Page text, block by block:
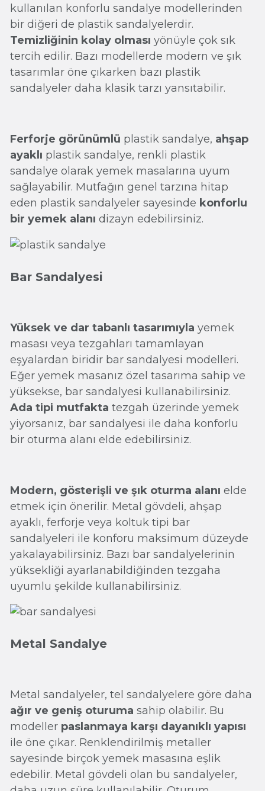
kullanılan konforlu sandalye modellerinden
bir diğeri de plastik sandalyelerdir.
Temizliğinin kolay olması yönüyle çok sık
tercih edilir. Bazı modellerde modern ve şık
tasarımlar öne çıkarken bazı plastik
sandalyeler daha klasik tarzı yansıtabilir.
Ferforje görünümlü plastik sandalye, ahşap
ayaklı plastik sandalye, renkli plastik
sandalye olarak yemek masalarına uyum
sağlayabilir. Mutfağın genel tarzına hitap
eden plastik sandalyeler sayesinde konforlu
bir yemek alanı dizayn edebilirsiniz.
Bar Sandalyesi
Yüksek ve dar tabanlı tasarımıyla yemek
masası veya tezgahları tamamlayan
eşyalardan biridir bar sandalyesi modelleri.
Eğer yemek masanız özel tasarıma sahip ve
yüksekse, bar sandalyesi kullanabilirsiniz.
Ada tipi mutfakta tezgah üzerinde yemek
yiyorsanız, bar sandalyesi ile daha konforlu
bir oturma alanı elde edebilirsiniz.
Modern, gösterişli ve şık oturma alanı elde
etmek için önerilir. Metal gövdeli, ahşap
ayaklı, ferforje veya koltuk tipi bar
sandalyeleri ile konforu maksimum düzeyde
yakalayabilirsiniz. Bazı bar sandalyelerinin
yüksekliği ayarlanabildiğinden tezgaha
uyumlu şekilde kullanabilirsiniz.
Metal Sandalye
Metal sandalyeler, tel sandalyelere göre daha
ağır ve geniş oturuma sahip olabilir. Bu
modeller paslanmaya karşı dayanıklı yapısı
ile öne çıkar. Renklendirilmiş metaller
sayesinde birçok yemek masasına eşlik
edebilir. Metal gövdeli olan bu sandalyeler,